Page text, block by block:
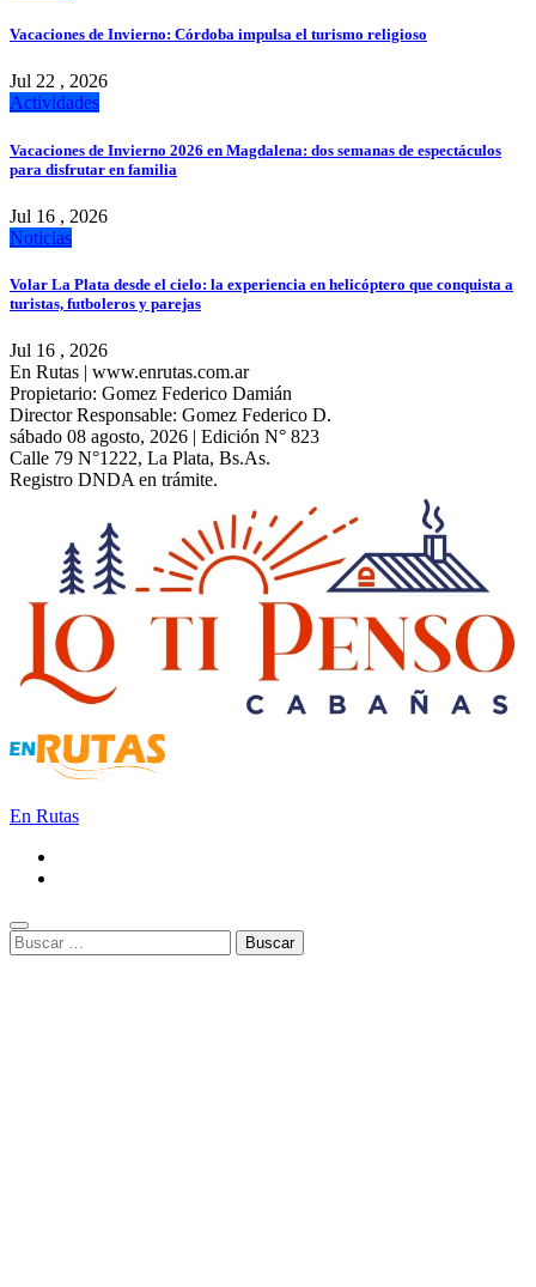
Vacaciones de Invierno: Córdoba impulsa el turismo religioso
Jul 22 , 2026
Actividades
Vacaciones de Invierno 2026 en Magdalena: dos semanas de espectáculos
para disfrutar en familia
Jul 16 , 2026
Noticias
Volar La Plata desde el cielo: la experiencia en helicóptero que conquista a
turistas, futboleros y parejas
Jul 16 , 2026
En Rutas | www.enrutas.com.ar
Propietario: Gomez Federico Damián
Director Responsable: Gomez Federico D.
sábado 08 agosto, 2026 | Edición N° 823
Calle 79 N°1222, La Plata, Bs.As.
Registro DNDA en trámite.
En Rutas
Buscar: